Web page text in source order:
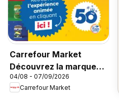
Carrefour Market
Découvrez la marque
carrefour companino
04/08 - 07/09/2026
Carrefour Market